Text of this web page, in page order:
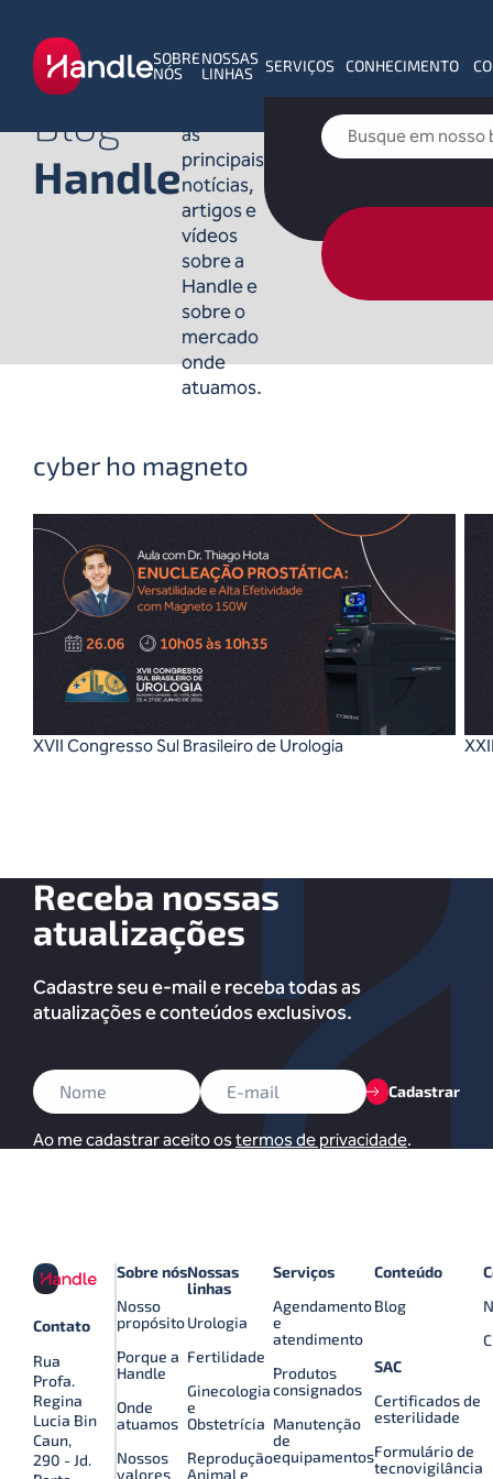
SOBRE
NÓS
NOSSAS
LINHAS
SERVIÇOS CONHECIMENTO
Blog
Handle
as
principais
notícias,
artigos e
vídeos
sobre a
Handle e
sobre o
mercado
onde
atuamos.
cyber ho magneto
XVII Congresso Sul Brasileiro de Urologia
Receba nossas
atualizações
Cadastre seu e-mail e receba todas as
atualizações e conteúdos exclusivos.
Cadastrar
Ao me cadastrar aceito ostermos de privacidade.
Contato
Rua
Profa.
Regina
Lucia Bin
Caun,
290 - Jd.
Sobre nós
Nosso
propósito
Porque a
Handle
Onde
atuamos
Nossos
valores
Nossas
linhas
Urologia
Fertilidade
Ginecologia
e
Obstetrícia
Reprodução
Animal e
Serviços
Agendamento
e
atendimento
Produtos
consignados
Manutenção
de
equipamentos
Conteúdo
Blog
SAC
Certificados de
esterilidade
Formulário de
tecnovigilância